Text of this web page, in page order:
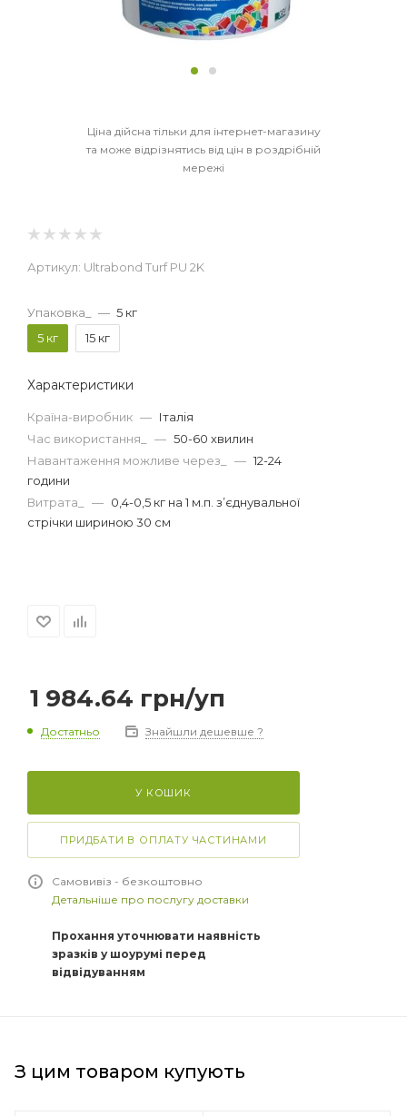
Ціна дійсна тільки для інтернет-магазину
та може відрізнятись від цін в роздрібній
мережі
Артикул: Ultrabond Turf PU 2K
Упаковка_ — 5 кг
5 кг
15 кг
Характеристики
Країна-виробник — Італія
Час використання_
— 50-60 хвилин
Навантаження можливе через_
— 12-24
години
Витрата_
— 0,4-0,5 кг на 1 м.п. з’єднувальної
стрічки шириною 30 см
1 984.64 грн/уп
Достатньо Знайшли дешевше ?
У КОШИК
ПРИДБАТИ В ОПЛАТУ ЧАСТИНАМИ
Самовивіз - безкоштовно
Детальніше про послугу доставки
Прохання уточнювати наявність
зразків у шоурумі перед
відвідуванням
З цим товаром купують